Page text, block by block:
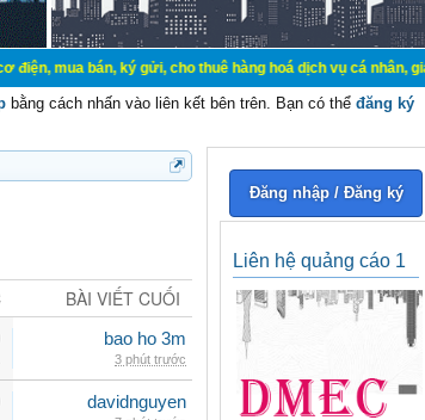
ký gửi, cho thuê hàng hoá dịch vụ cá nhân, gia đình.
bằng cách nhấn vào liên kết bên trên. Bạn có thể đăng ký
BÀI VIẾT CUỐI
bao ho 3m
3 phút trước
davidnguyen
Đăng nhập / Đăng ký
Liên hệ quảng cáo 1